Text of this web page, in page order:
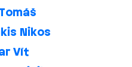
Nikos
Vít